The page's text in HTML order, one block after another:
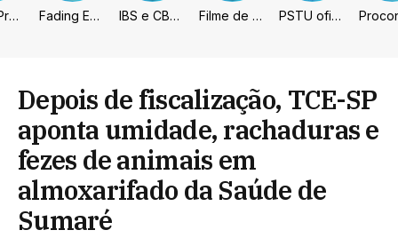
União Progressista e PL terão mais tempo de propaganda eleitoral Fading Echo – Review IBS e CBS necessitarão constar nas notas fiscais com início desta 2ª. Entenda Filme de Elden Ring tem gravações concluídas, mas ainda fica longe do lançamento PSTU oficializa Hertz Dias como candidato à Presidência da República
Depois de fiscalização, TCE-SP
aponta umidade, rachaduras e
fezes de animais em
almoxarifado da Saúde de
Sumaré